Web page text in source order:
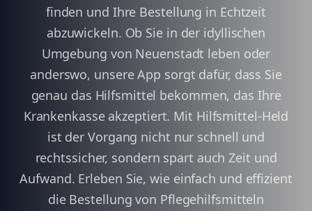
finden und Ihre Bestellung in Echtzeit
abzuwickeln. Ob Sie in der idyllischen
Umgebung von Neuenstadt leben oder
anderswo, unsere App sorgt dafür, dass Sie
genau das Hilfsmittel bekommen, das Ihre
Krankenkasse akzeptiert. Mit Hilfsmittel-Held
ist der Vorgang nicht nur schnell und
rechtssicher, sondern spart auch Zeit und
Aufwand. Erleben Sie, wie einfach und effizient
die Bestellung von Pflegehilfsmitteln